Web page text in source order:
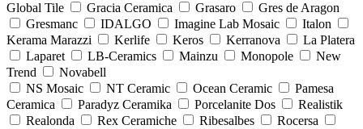
Global Tile
Gracia Ceramica Grasaro
Gres de Aragon
Gresmanc
IDALGO Imagine Lab Mosaic
Italon
Kerama Marazzi
Kerlife Keros Kerranova
La Platera
Laparet
LB-Ceramics Mainzu Monopole
New
Trend
Novabell
NS Mosaic
NT Ceramic Ocean Ceramic
Pamesa
Ceramica
Paradyz Сeramika Porcelanite Dos
Realistik
Realonda
Rex Ceramiche Ribesalbes
Rocersa